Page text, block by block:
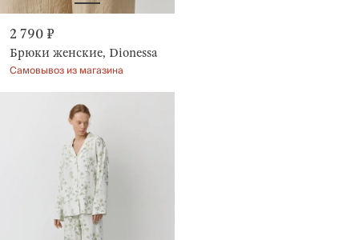
2 790 ₽
Брюки женские, Dionessa
Самовывоз из магазина